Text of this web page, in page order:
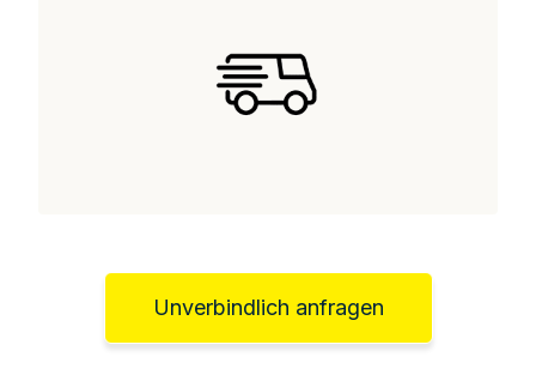
Unverbindlich anfragen